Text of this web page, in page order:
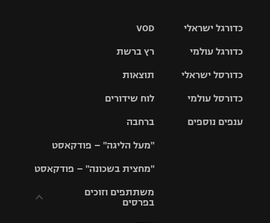
VOD
רץ ברשת
תוצאות
לוח שידורים
ברחבה
"מעל הליגה" – פודקאסט
"מחצית בשכונה" – פודקאסט
משתתפים וזוכים
בפרסים
כדורגל ישראלי
גביע הטוטו
כדורגל עולמי
האלופות
ליגה
כדורסל ישראלי
סל
כדורסל עולמי
ענפים נוספים